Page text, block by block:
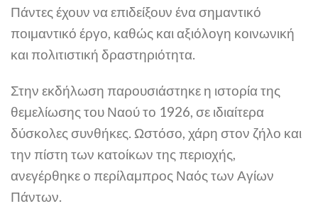
Πάντες έχουν να επιδείξουν ένα σημαντικό
ποιμαντικό έργο, καθώς και αξιόλογη κοινωνική
και πολιτιστική δραστηριότητα.
Στην εκδήλωση παρουσιάστηκε η ιστορία της
θεμελίωσης του Ναού το 1926, σε ιδιαίτερα
δύσκολες συνθήκες. Ωστόσο, χάρη στον ζήλο και
την πίστη των κατοίκων της περιοχής,
ανεγέρθηκε ο περίλαμπρος Ναός των Αγίων
Πάντων.